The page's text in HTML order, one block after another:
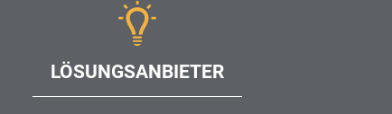
LÖSUNGSANBIETER